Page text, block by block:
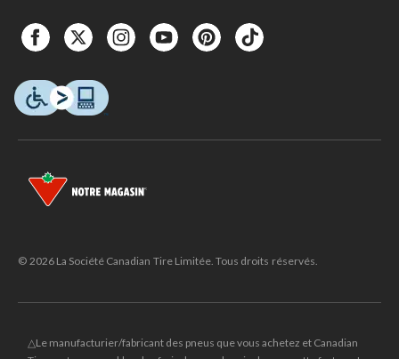
© 2026 La Société Canadian Tire Limitée. Tous droits réservés.
△Le manufacturier/fabricant des pneus que vous achetez et Canadian